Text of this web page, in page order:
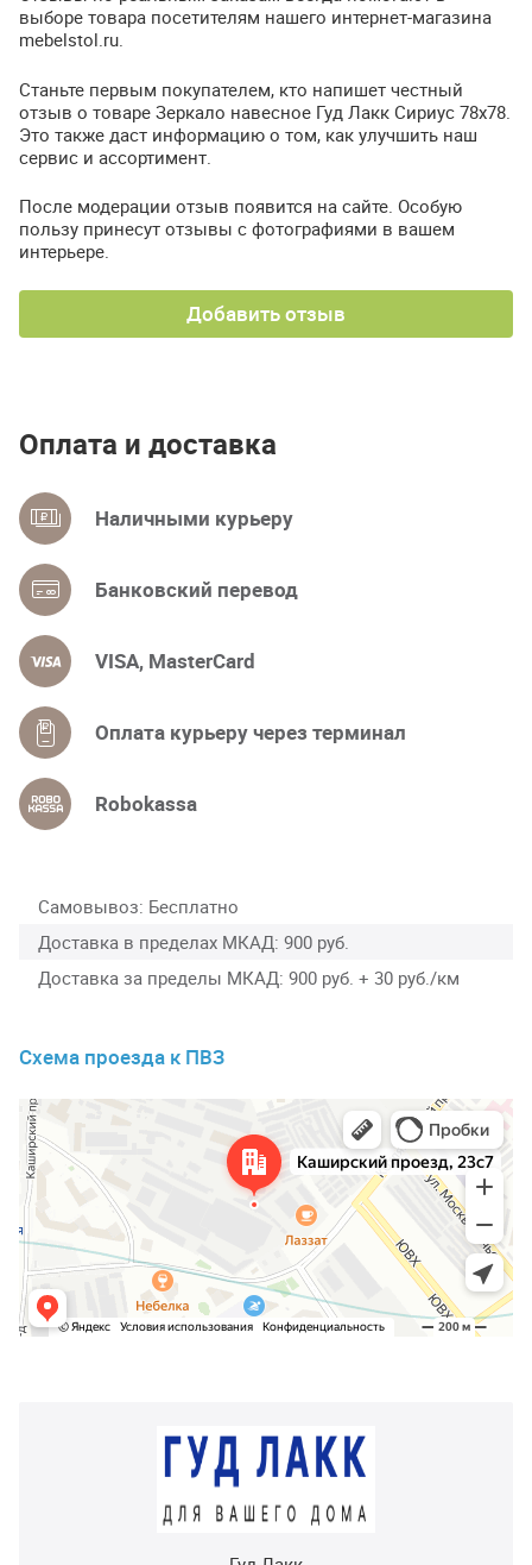
выборе товара посетителям нашего интернет-магазина
mebelstol.ru.
Станьте первым покупателем, кто напишет честный
отзыв о товаре Зеркало навесное Гуд Лакк Сириус 78х78.
Это также даст информацию о том, как улучшить наш
сервис и ассортимент.
После модерации отзыв появится на сайте. Особую
пользу принесут отзывы с фотографиями в вашем
интерьере.
Добавить отзыв
Оплата и доставка
Наличными курьеру
Банковский перевод
VISA, MasterCard
Оплата курьеру через терминал
Robokassa
Самовывоз Бесплатно
Доставка в пределах МКАД 900 руб.
Доставка за пределы МКАД 900 руб. + 30 руб./км
Схема проезда к ПВЗ